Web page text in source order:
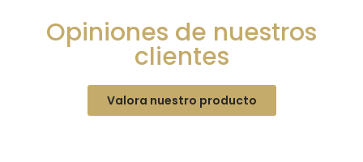
Opiniones de nuestros
clientes
Valora nuestro producto